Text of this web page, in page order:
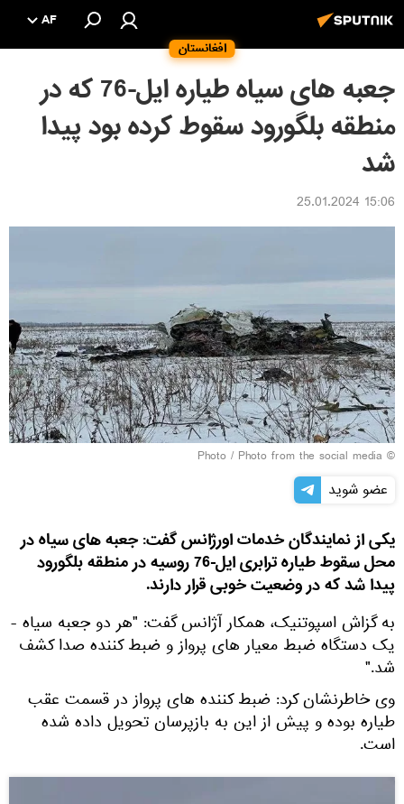
افغانستان
AF
جعبه های سیاه طیاره ایل-76 که در
منطقه بلگورود سقوط کرده بود پیدا
شد
15:06 25.01.2024
© Photo / Photo from the social media
عضو شوید
یکی از نمایندگان خدمات اورژانس گفت: جعبه های سیاه در
محل سقوط طیاره ترابری ایل-76 روسیه در منطقه بلگورود
پیدا شد که در وضعیت خوبی قرار دارند.
به گزاش اسپوتنیک، همکار آژانس گفت: "هر دو جعبه سیاه -
یک دستگاه ضبط معیار های پرواز و ضبط کننده صدا کشف
شد."
وی خاطرنشان کرد: ضبط کننده های پرواز در قسمت عقب
طیاره بوده و پیش از این به بازپرسان تحویل داده شده
است.